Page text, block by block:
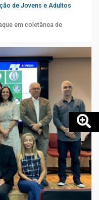
de Jovens e Adultos
em coletânea de